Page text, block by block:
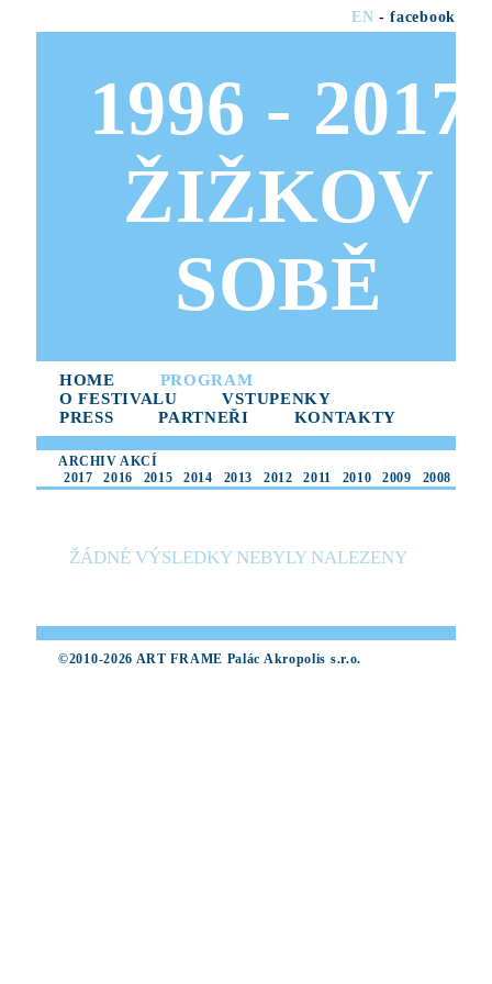
EN -facebook
1996 - 2017
ŽIŽKOV
SOBĚ
HOME
PROGRAM
O FESTIVALU
VSTUPENKY
PRESS
PARTNEŘI KONTAKTY
ARCHIV AKCÍ
2017
2016 2015 2014 2013 2012 2011 2010 2009 2008
ŽÁDNÉ VÝSLEDKY NEBYLY NALEZENY
©2010-2026 ART FRAME Palác Akropolis s.r.o.